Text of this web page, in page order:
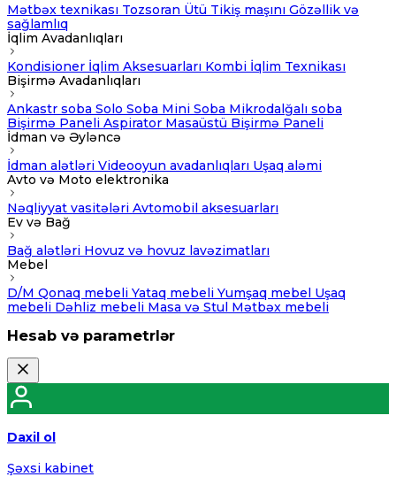
Mətbəx texnikası Tozsoran Ütü Tikiş maşını Gözəllik və
sağlamlıq
İqlim Avadanlıqları
Kondisioner İqlim Aksesuarları Kombi İqlim Texnikası
Bişirmə Avadanlıqları
Ankastr soba Solo Soba Mini Soba Mikrodalğalı soba
Bişirmə Paneli Aspirator Masaüstü Bişirmə Paneli
İdman və Əyləncə
İdman alətləri Videooyun avadanlıqları Uşaq aləmi
Avto və Moto elektronika
Nəqliyyat vasitələri Avtomobil aksesuarları
Ev və Bağ
Bağ alətləri Hovuz və hovuz lavəzimatları
Mebel
D/M Qonaq mebeli Yataq mebeli Yumşaq mebel Uşaq
mebeli Dəhliz mebeli Masa və Stul Mətbəx mebeli
Hesab və parametrlər
Daxil ol
Şəxsi kabinet